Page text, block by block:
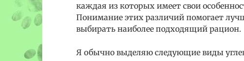
каждая из которых имеет свои
Понимание этих различий помогает
выбирать наиболее подходящий рацион.
Я обычно выделяю следующие виды